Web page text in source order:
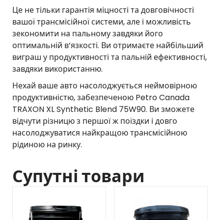
Це не тільки гарантія міцності та довговічності
вашої трансмісійної системи, але і можливість
зекономити на пальному завдяки його
оптимальній в’язкості. Ви отримаєте найбільший
виграш у продуктивності та пальній ефективності,
завдяки використанню.
Нехай ваше авто насолоджується неймовірною
продуктивністю, забезпеченою Petro Canada
TRAXON XL Synthetic Blend 75W90. Ви зможете
відчути різницю з першої ж поїздки і довго
насолоджуватися найкращою трансмісійною
рідиною на ринку.
Супутні товари